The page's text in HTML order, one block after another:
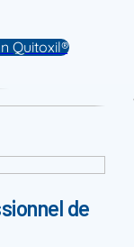
Quitoxil®
de